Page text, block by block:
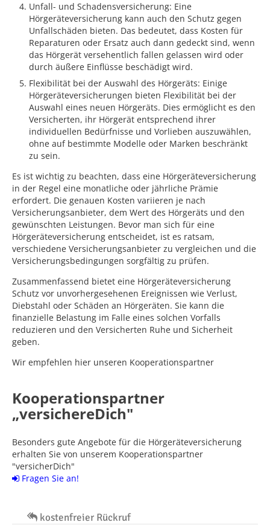
Unfall- und Schadensversicherung: Eine
Hörgeräteversicherung kann auch den Schutz gegen
Unfallschäden bieten. Das bedeutet, dass Kosten für
Reparaturen oder Ersatz auch dann gedeckt sind, wenn
das Hörgerät versehentlich fallen gelassen wird oder
durch äußere Einflüsse beschädigt wird.
Flexibilität bei der Auswahl des Hörgeräts: Einige
Hörgeräteversicherungen bieten Flexibilität bei der
Auswahl eines neuen Hörgeräts. Dies ermöglicht es den
Versicherten, ihr Hörgerät entsprechend ihrer
individuellen Bedürfnisse und Vorlieben auszuwählen,
ohne auf bestimmte Modelle oder Marken beschränkt
zu sein.
Es ist wichtig zu beachten, dass eine Hörgeräteversicherung
in der Regel eine monatliche oder jährliche Prämie
erfordert. Die genauen Kosten variieren je nach
Versicherungsanbieter, dem Wert des Hörgeräts und den
gewünschten Leistungen. Bevor man sich für eine
Hörgeräteversicherung entscheidet, ist es ratsam,
verschiedene Versicherungsanbieter zu vergleichen und die
Versicherungsbedingungen sorgfältig zu prüfen.
Zusammenfassend bietet eine Hörgeräteversicherung
Schutz vor unvorhergesehenen Ereignissen wie Verlust,
Diebstahl oder Schäden an Hörgeräten. Sie kann die
finanzielle Belastung im Falle eines solchen Vorfalls
reduzieren und den Versicherten Ruhe und Sicherheit
geben.
Wir empfehlen hier unseren Kooperationspartner
Kooperationspartner
„versichereDich"
Besonders gute Angebote für die Hörgeräteversicherung
erhalten Sie von unserem Kooperationspartner
"versicherDich"
Fragen Sie an!
kostenfreier Rückruf